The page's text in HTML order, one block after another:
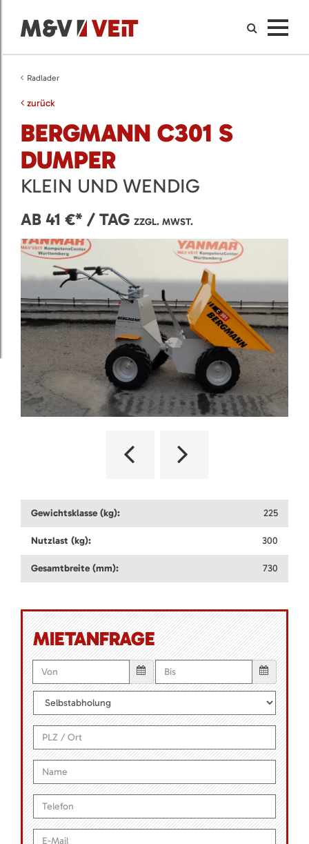
Radlader
zurück
BERGMANN C301 S
DUMPER
KLEIN UND WENDIG
AB 41 €* / TAG ZZGL. MWST.
Gewichtsklasse (kg): 225
Nutzlast (kg): 300
Gesamtbreite (mm): 730
MIETANFRAGE